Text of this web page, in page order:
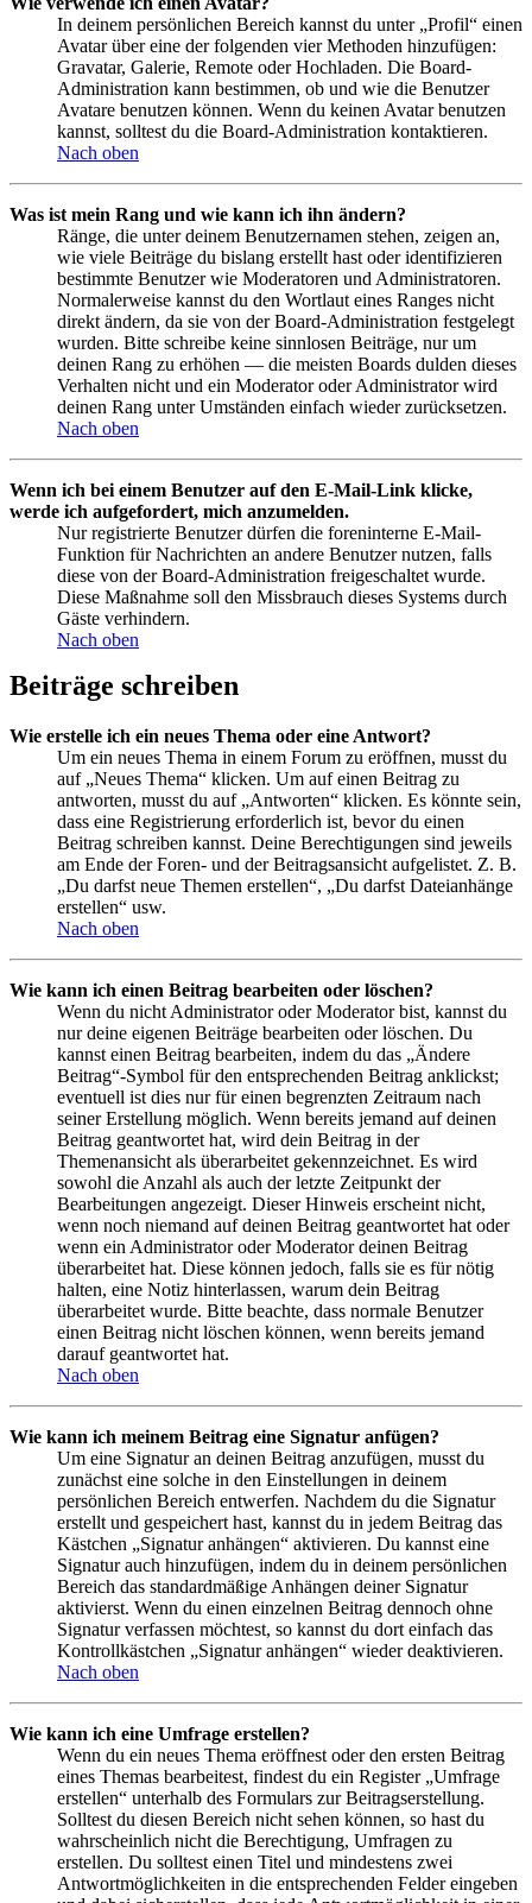
In deinem persönlichen Bereich kannst du unter „Profil“ einen
Avatar über eine der folgenden vier Methoden hinzufügen:
Gravatar, Galerie, Remote oder Hochladen. Die Board-
Administration kann bestimmen, ob und wie die Benutzer
Avatare benutzen können. Wenn du keinen Avatar benutzen
kannst, solltest du die Board-Administration kontaktieren.
Nach oben
Was ist mein Rang und wie kann ich ihn ändern?
Ränge, die unter deinem Benutzernamen stehen, zeigen an,
wie viele Beiträge du bislang erstellt hast oder identifizieren
bestimmte Benutzer wie Moderatoren und Administratoren.
Normalerweise kannst du den Wortlaut eines Ranges nicht
direkt ändern, da sie von der Board-Administration festgelegt
wurden. Bitte schreibe keine sinnlosen Beiträge, nur um
deinen Rang zu erhöhen — die meisten Boards dulden dieses
Verhalten nicht und ein Moderator oder Administrator wird
deinen Rang unter Umständen einfach wieder zurücksetzen.
Nach oben
Wenn ich bei einem Benutzer auf den E-Mail-Link klicke,
werde ich aufgefordert, mich anzumelden.
Nur registrierte Benutzer dürfen die foreninterne E-Mail-
Funktion für Nachrichten an andere Benutzer nutzen, falls
diese von der Board-Administration freigeschaltet wurde.
Diese Maßnahme soll den Missbrauch dieses Systems durch
Gäste verhindern.
Nach oben
Beiträge schreiben
Wie erstelle ich ein neues Thema oder eine Antwort?
Um ein neues Thema in einem Forum zu eröffnen, musst du
auf „Neues Thema“ klicken. Um auf einen Beitrag zu
antworten, musst du auf „Antworten“ klicken. Es könnte sein,
dass eine Registrierung erforderlich ist, bevor du einen
Beitrag schreiben kannst. Deine Berechtigungen sind jeweils
am Ende der Foren- und der Beitragsansicht aufgelistet. Z. B.
„Du darfst neue Themen erstellen“, „Du darfst Dateianhänge
erstellen“ usw.
Nach oben
Wie kann ich einen Beitrag bearbeiten oder löschen?
Wenn du nicht Administrator oder Moderator bist, kannst du
nur deine eigenen Beiträge bearbeiten oder löschen. Du
kannst einen Beitrag bearbeiten, indem du das „Ändere
Beitrag“-Symbol für den entsprechenden Beitrag anklickst;
eventuell ist dies nur für einen begrenzten Zeitraum nach
seiner Erstellung möglich. Wenn bereits jemand auf deinen
Beitrag geantwortet hat, wird dein Beitrag in der
Themenansicht als überarbeitet gekennzeichnet. Es wird
sowohl die Anzahl als auch der letzte Zeitpunkt der
Bearbeitungen angezeigt. Dieser Hinweis erscheint nicht,
wenn noch niemand auf deinen Beitrag geantwortet hat oder
wenn ein Administrator oder Moderator deinen Beitrag
überarbeitet hat. Diese können jedoch, falls sie es für nötig
halten, eine Notiz hinterlassen, warum dein Beitrag
überarbeitet wurde. Bitte beachte, dass normale Benutzer
einen Beitrag nicht löschen können, wenn bereits jemand
darauf geantwortet hat.
Nach oben
Wie kann ich meinem Beitrag eine Signatur anfügen?
Um eine Signatur an deinen Beitrag anzufügen, musst du
zunächst eine solche in den Einstellungen in deinem
persönlichen Bereich entwerfen. Nachdem du die Signatur
erstellt und gespeichert hast, kannst du in jedem Beitrag das
Kästchen „Signatur anhängen“ aktivieren. Du kannst eine
Signatur auch hinzufügen, indem du in deinem persönlichen
Bereich das standardmäßige Anhängen deiner Signatur
aktivierst. Wenn du einen einzelnen Beitrag dennoch ohne
Signatur verfassen möchtest, so kannst du dort einfach das
Kontrollkästchen „Signatur anhängen“ wieder deaktivieren.
Nach oben
Wie kann ich eine Umfrage erstellen?
Wenn du ein neues Thema eröffnest oder den ersten Beitrag
eines Themas bearbeitest, findest du ein Register „Umfrage
erstellen“ unterhalb des Formulars zur Beitragserstellung.
Solltest du diesen Bereich nicht sehen können, so hast du
wahrscheinlich nicht die Berechtigung, Umfragen zu
erstellen. Du solltest einen Titel und mindestens zwei
Antwortmöglichkeiten in die entsprechenden Felder eingeben